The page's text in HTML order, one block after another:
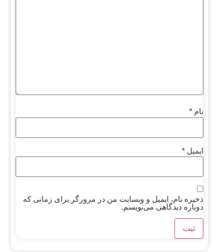
نام*
ایمیل*
ذخیره نام، ایمیل و وبسایت من در مرورگر برای زمانی که
دوباره دیدگاهی می‌نویسم.